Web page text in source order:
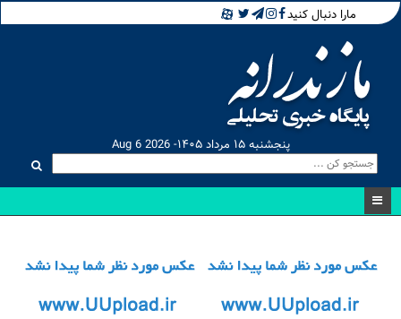
مارا دنبال کنید
پنجشنبه ۱۵ مرداد ۱۴۰۵- Aug 6 2026